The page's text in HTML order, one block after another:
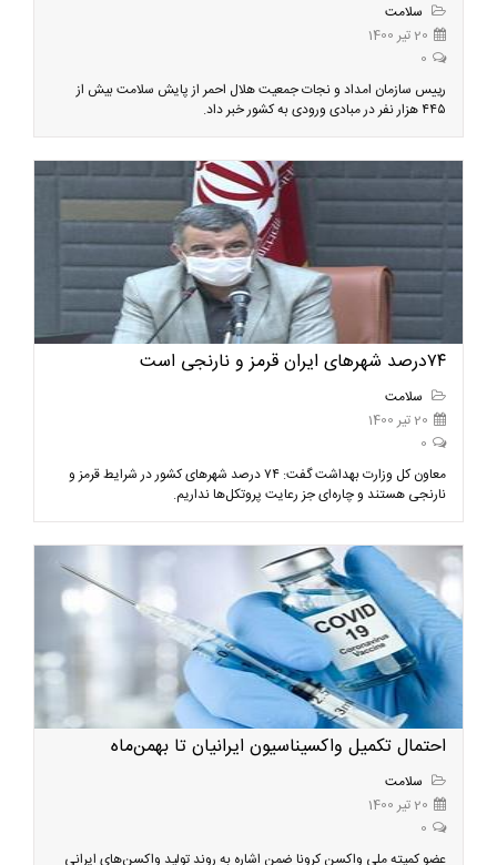
سلامت
20 تیر 1400
0
رییس سازمان امداد و نجات جمعیت هلال احمر از پایش سلامت بیش از
۴۴۵ هزار نفر در مبادی ورودی به کشور خبر داد.
۷۴درصد شهرهای ایران قرمز و نارنجی است
سلامت
20 تیر 1400
0
معاون کل وزارت بهداشت گفت: ۷۴ درصد شهرهای کشور در شرایط قرمز و
نارنجی هستند و چاره‌ای جز رعایت پروتکل‌ها نداریم.
احتمال تکمیل واکسیناسیون ایرانیان تا بهمن‌ماه
سلامت
20 تیر 1400
0
عضو کمیته ملی واکسن کرونا ضمن اشاره به روند تولید واکسن‌های ایرانی